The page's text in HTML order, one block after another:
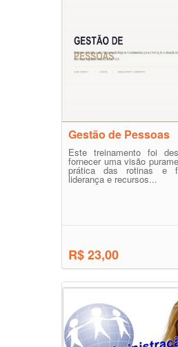
Gestão de Pessoas
Este treinamento foi
fornecer uma visão
prática das rotinas e
liderança e recursos...
R$ 23,00